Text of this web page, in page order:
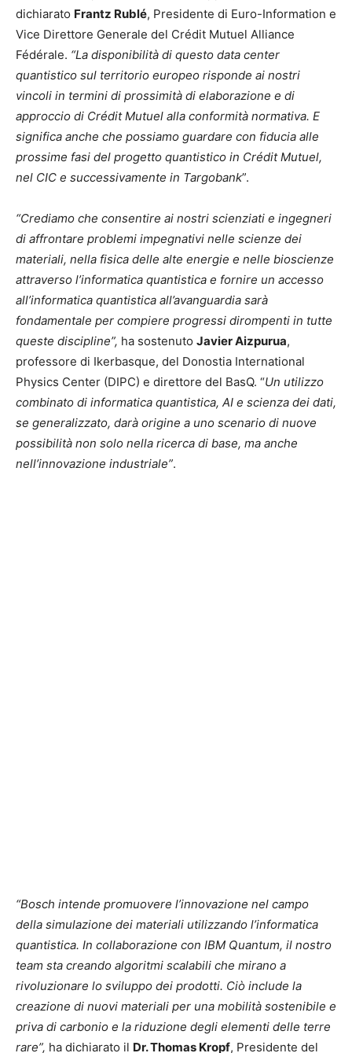
dichiarato Frantz Rublé, Presidente di Euro-Information e
Vice Direttore Generale del Crédit Mutuel Alliance
Fédérale. “La disponibilità di questo data center
quantistico sul territorio europeo risponde ai nostri
vincoli in termini di prossimità di elaborazione e di
approccio di Crédit Mutuel alla conformità normativa. E
significa anche che possiamo guardare con fiducia alle
prossime fasi del progetto quantistico in Crédit Mutuel,
nel CIC e successivamente in Targobank”.
“Crediamo che consentire ai nostri scienziati e ingegneri
di affrontare problemi impegnativi nelle scienze dei
materiali, nella fisica delle alte energie e nelle bioscienze
attraverso l’informatica quantistica e fornire un accesso
all’informatica quantistica all’avanguardia sarà
fondamentale per compiere progressi dirompenti in tutte
queste discipline”, ha sostenuto Javier Aizpurua,
professore di Ikerbasque, del Donostia International
Physics Center (DIPC) e direttore del BasQ. “Un utilizzo
combinato di informatica quantistica, AI e scienza dei dati,
se generalizzato, darà origine a uno scenario di nuove
possibilità non solo nella ricerca di base, ma anche
nell’innovazione industriale”.
“Bosch intende promuovere l’innovazione nel campo
della simulazione dei materiali utilizzando l’informatica
quantistica. In collaborazione con IBM Quantum, il nostro
team sta creando algoritmi scalabili che mirano a
rivoluzionare lo sviluppo dei prodotti. Ciò include la
creazione di nuovi materiali per una mobilità sostenibile e
priva di carbonio e la riduzione degli elementi delle terre
rare”, ha dichiarato il Dr. Thomas Kropf, Presidente del